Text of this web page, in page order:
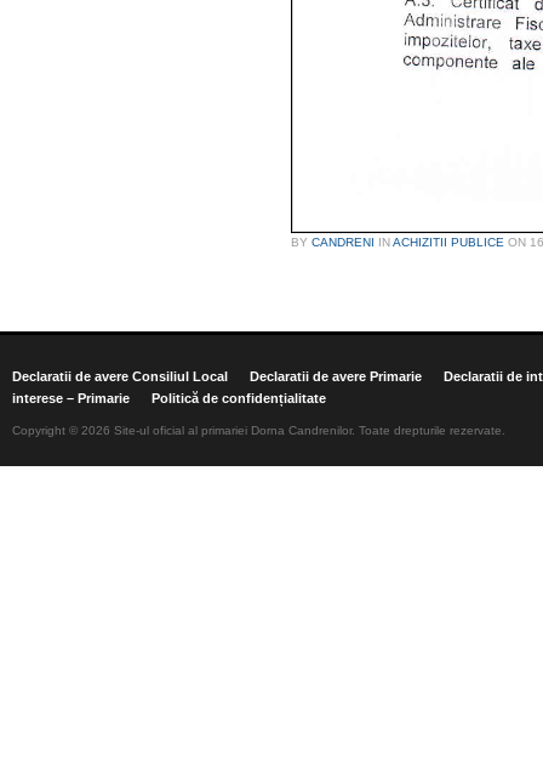
BY CANDRENI INACHIZITII PUBLICE ON
Declaratii de avere Consiliul Local Declaratii de avere Primarie
Declaratii de
interese – Primarie
Politică de confidențialitate
Copyright © 2026 Site-ul oficial al primariei Dorna Candrenilor. Toate drepturile rezervate.